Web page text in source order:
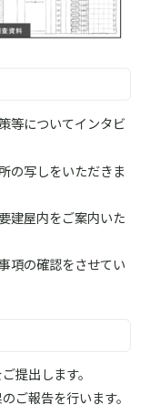
等についてインタビ
の写しをいただきま
建屋内をご案内いた
項の確認をさせてい
提出します。
ご報告を行います。